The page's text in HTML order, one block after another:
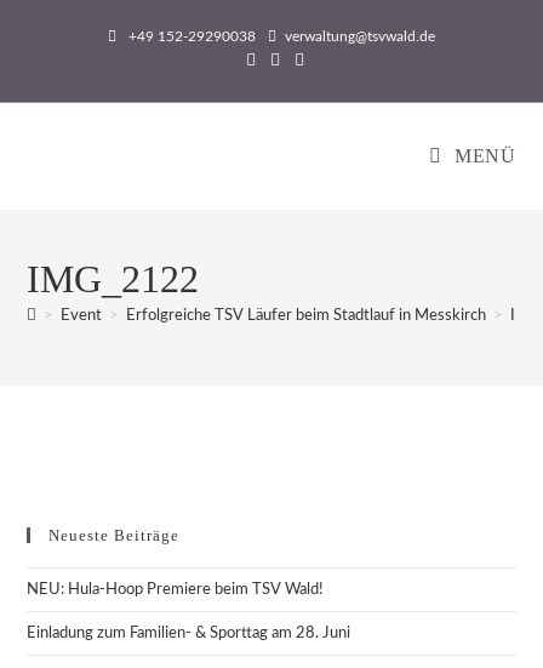
+49 152-29290038 verwaltung@tsvwald.de
MENÜ
IMG_2122
> Event > Erfolgreiche TSV Läufer beim Stadtlauf in Messkirch >
Neueste Beiträge
NEU: Hula-Hoop Premiere beim TSV Wald!
Einladung zum Familien- & Sporttag am 28. Juni